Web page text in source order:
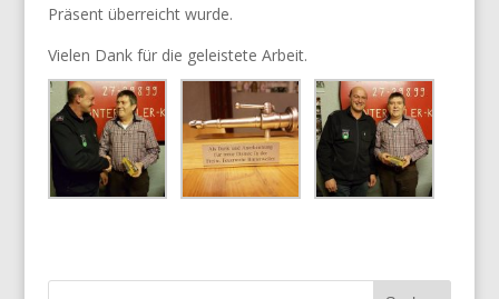
Präsent überreicht wurde.
Vielen Dank für die geleistete Arbeit.